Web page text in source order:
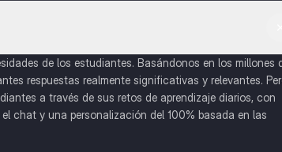
de los estudiantes. Basándonos en los millones
respuestas realmente significativas y relevantes.
a través de sus retos de aprendizaje diarios, con
chat y una personalización del 100% basada en las